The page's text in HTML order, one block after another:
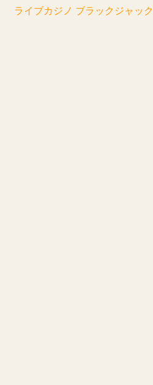
ライブカジノ ブラックジャック